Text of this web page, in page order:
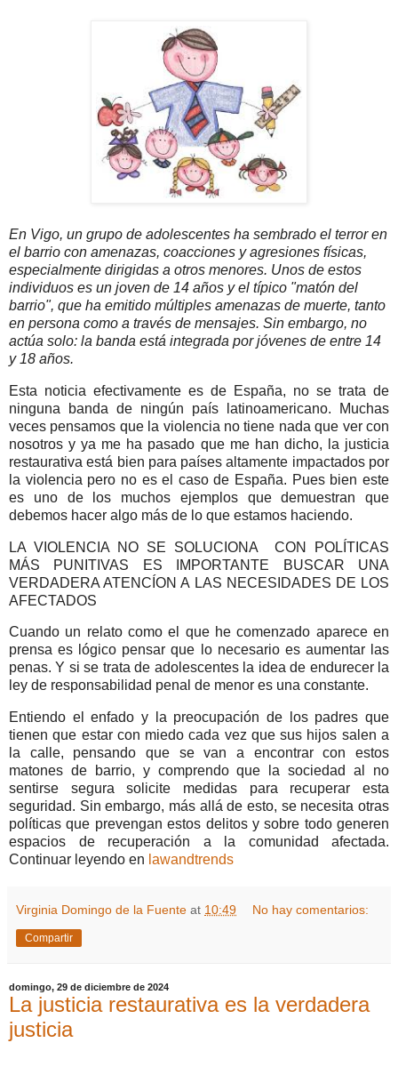
En Vigo, un grupo de adolescentes ha sembrado el terror en
el barrio con amenazas, coacciones y agresiones físicas,
especialmente dirigidas a otros menores. Unos de estos
individuos es un joven de 14 años y el típico "matón del
barrio", que ha emitido múltiples amenazas de muerte, tanto
en persona como a través de mensajes. Sin embargo, no
actúa solo: la banda está integrada por jóvenes de entre 14
y 18 años.
Esta noticia efectivamente es de España, no se trata de
ninguna banda de ningún país latinoamericano. Muchas
veces pensamos que la violencia no tiene nada que ver con
nosotros y ya me ha pasado que me han dicho, la justicia
restaurativa está bien para países altamente impactados por
la violencia pero no es el caso de España. Pues bien este
es uno de los muchos ejemplos que demuestran que
debemos hacer algo más de lo que estamos haciendo.
LA VIOLENCIA NO SE SOLUCIONA CON POLÍTICAS
MÁS PUNITIVAS ES IMPORTANTE BUSCAR UNA
VERDADERA ATENCÍON A LAS NECESIDADES DE LOS
AFECTADOS
Cuando un relato como el que he comenzado aparece en
prensa es lógico pensar que lo necesario es aumentar las
penas. Y si se trata de adolescentes la idea de endurecer la
ley de responsabilidad penal de menor es una constante.
Entiendo el enfado y la preocupación de los padres que
tienen que estar con miedo cada vez que sus hijos salen a
la calle, pensando que se van a encontrar con estos
matones de barrio, y comprendo que la sociedad al no
sentirse segura solicite medidas para recuperar esta
seguridad. Sin embargo, más allá de esto, se necesita otras
políticas que prevengan estos delitos y sobre todo generen
espacios de recuperación a la comunidad afectada.
Continuar leyendo en lawandtrends
Virginia Domingo de la Fuente at 10:49 No hay comentarios:
Compartir
domingo, 29 de diciembre de 2024
La justicia restaurativa es la verdadera
justicia